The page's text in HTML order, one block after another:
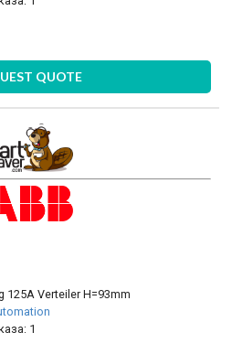
QUOTE
125A Verteiler H=93mm
1